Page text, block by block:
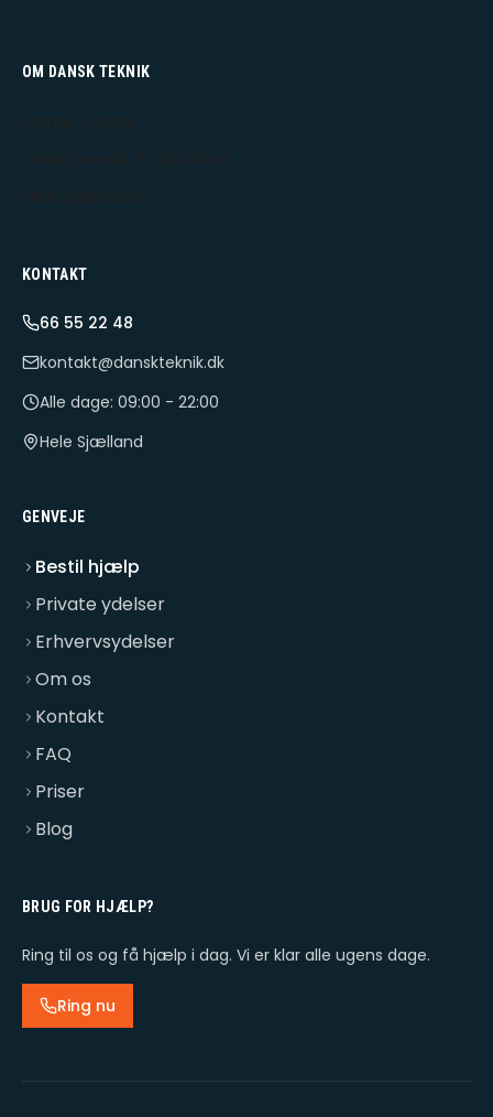
OM DANSK TEKNIK
KONTAKT
66 55 22 48
kontakt@danskteknik.dk
Alle dage: 09:00 - 22:00
Hele Sjælland
GENVEJE
Bestil hjælp
Private ydelser
Erhvervsydelser
Om os
Kontakt
FAQ
Priser
Blog
BRUG FOR HJÆLP?
Ring til os og få hjælp i dag. Vi er klar alle ugens dage.
Ring nu